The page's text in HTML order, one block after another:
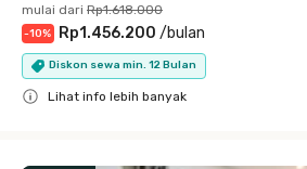
mulai dari Rp1.618.000
-10% Rp1.456.200 /bulan
Diskon sewa min. 12 Bulan
Lihat info lebih banyak